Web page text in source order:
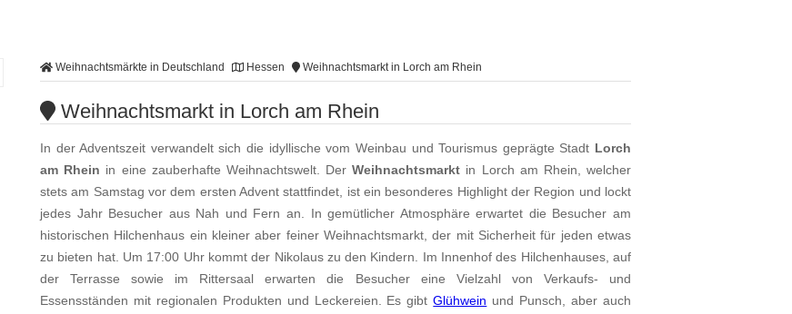
Weihnachtsmärkte in Deutschland Hessen Weihnachtsmarkt in Lorch am Rhein
Weihnachtsmarkt in Lorch am Rhein
In der Adventszeit verwandelt sich die idyllische vom Weinbau und Tourismus geprägte Stadt Lorch
am Rhein in eine zauberhafte Weihnachtswelt. DerWeihnachtsmarkt in Lorch am Rhein, welcher
stets am Samstag vor dem ersten Advent stattfindet, ist ein besonderes Highlight der Region und lockt
jedes Jahr Besucher aus Nah und Fern an. In gemütlicher Atmosphäre erwartet die Besucher am
historischen Hilchenhaus ein kleiner aber feiner Weihnachtsmarkt, der mit Sicherheit für jeden etwas
zu bieten hat. Um 17:00 Uhr kommt der Nikolaus zu den Kindern. Im Innenhof des Hilchenhauses, auf
der Terrasse sowie im Rittersaal erwarten die Besucher eine Vielzahl von Verkaufs- und
Essensständen mit regionalen Produkten und Leckereien. Es gibtGlühwein und Punsch, aber auch